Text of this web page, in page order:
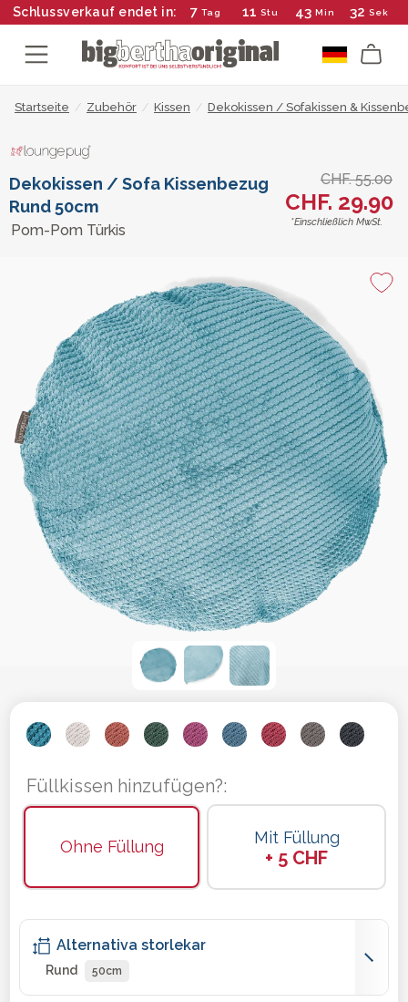
Schlussverkauf endet in: 7 Tag 11 Stu 43 Min 32 Sek
Startseite / Zubehör / Kissen / Dekokissen / Sofakissen &
Dekokissen / Sofa Kissenbezug
Rund 50cm
Pom-Pom Türkis
CHF. 55.00
CHF. 29.90
*Einschließlich MwSt.
Füllkissen hinzufügen?:
Ohne Füllung Mit Füllung
+ 5 CHF
Alternativa storlekar
Rund 50cm